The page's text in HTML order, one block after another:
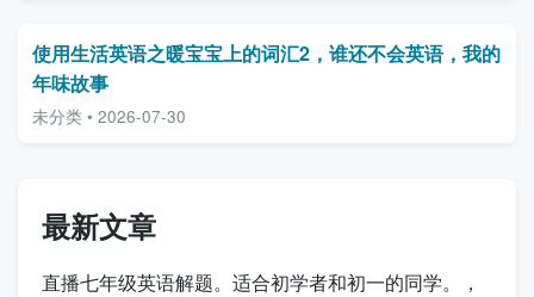
使用生活英语之暖宝宝上的词汇2，谁还不会英语，我的
年味故事
未分类 • 2026-07-30
最新文章
直播七年级英语解题。适合初学者和初一的同学。，